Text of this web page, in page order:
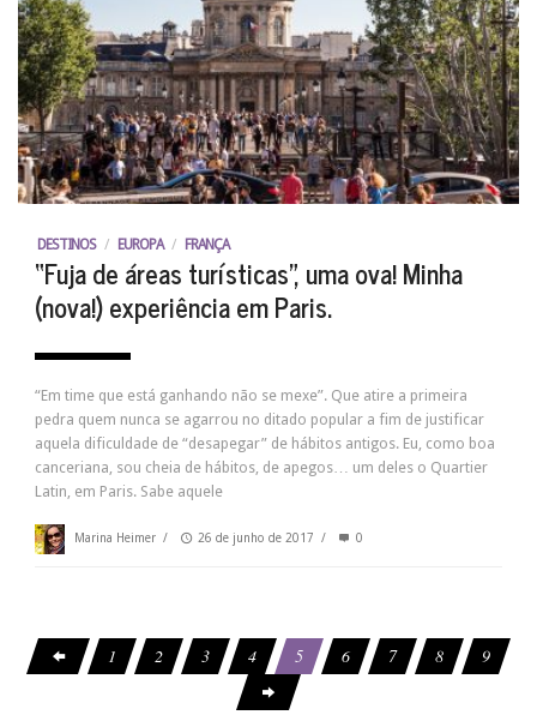
DESTINOS / EUROPA / FRANÇA
“Fuja de áreas turísticas”, uma ova! Minha
(nova!) experiência em Paris.
“Em time que está ganhando não se mexe”. Que atire a primeira
pedra quem nunca se agarrou no ditado popular a fim de justificar
aquela dificuldade de “desapegar” de hábitos antigos. Eu, como boa
canceriana, sou cheia de hábitos, de apegos… um deles o Quartier
Latin, em Paris. Sabe aquele
Marina Heimer / 26 de junho de 2017 / 0
1 2 3 4 5 6 7 8 9